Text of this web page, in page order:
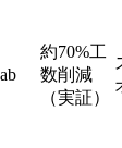
約70%工
数削減
（実証）